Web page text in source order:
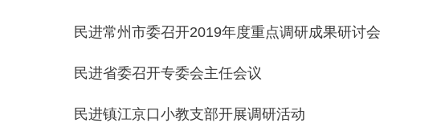
民进常州市委召开2019年度重点调研成果研讨会
民进省委召开专委会主任会议
民进镇江京口小教支部开展调研活动